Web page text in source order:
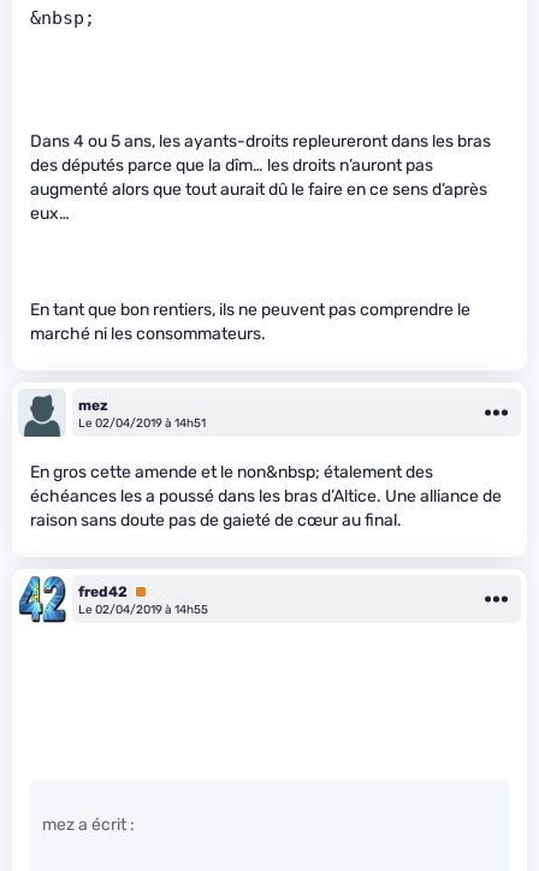
&nbsp;
Dans 4 ou 5 ans, les ayants-droits repleureront dans les bras
des députés parce que la dîm… les droits n’auront pas
augmenté alors que tout aurait dû le faire en ce sens d’après
eux…
En tant que bon rentiers, ils ne peuvent pas comprendre le
marché ni les consommateurs.
mez
Le 02/04/2019 à 14h51
En gros cette amende et le non&nbsp; étalement des
échéances les a poussé dans les bras d’Altice. Une alliance de
raison sans doute pas de gaieté de cœur au final.
fred42 Premium
Le 02/04/2019 à 14h55
mez a écrit :